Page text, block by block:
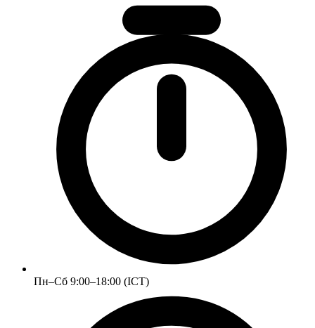
Пн–Сб 9:00–18:00 (ICT)